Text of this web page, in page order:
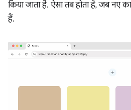
किया जाता है. ऐसा तब होता है, जब नए
हैं.